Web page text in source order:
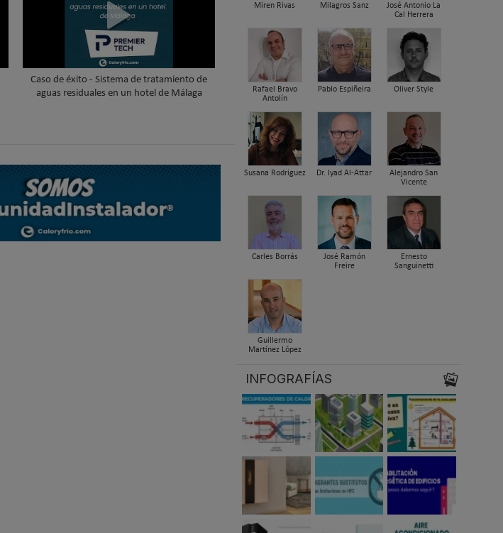
Caso de éxito - Sistema de tratamiento de
aguas residuales en un hotel de Málaga
Miren Rivas Milagros Sanz
José Antonio La
Cal Herrera
Rafael Bravo
Antolín
Pablo Espiñeira Oliver Style
Susana Rodriguez Dr. Iyad Al-Attar
Alejandro San
Vicente
Carles Borrás
José Ramón
Freire
Ernesto
Sanguinetti
Guillermo
Martínez López
INFOGRAFÍAS